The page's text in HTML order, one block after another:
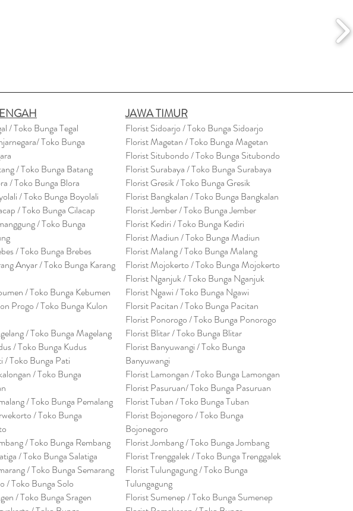
/ Toko Bunga Tegal
Toko Bunga
/ Toko Bunga Batang
/ Toko Bunga Blora
/ Toko Bunga Boyolali
/ Toko Bunga Cilacap
/ Toko Bunga
/ Toko Bunga Brebes
Anyar / Toko Bunga Karang
/ Toko Bunga Kebumen
Progo / Toko Bunga Kulon
/ Toko Bunga Magelang
/ Toko Bunga Kudus
/ Toko Bunga Pati
/ Toko Bunga
/ Toko Bunga Pemalang
/ Toko Bunga
/ Toko Bunga Rembang
/ Toko Bunga Salatiga
/ Toko Bunga Semarang
/ Toko Bunga Solo
/ Toko Bunga Sragen
JAWA TIMUR
Florist Sidoarjo / Toko Bunga Sidoarjo
Florist Magetan / Toko Bunga Magetan
Florist Situbondo / Toko Bunga Situbondo
Florist Surabaya / Toko Bunga Surabaya
Florist Gresik / Toko Bunga Gresik
FloristBangkalan / Toko Bunga Bangkalan
Florist Jember / Toko Bunga Jember
Florist Kediri / Toko Bunga Kediri
Florist Madiun / Toko Bunga Madiun
Florist Malang / Toko Bunga Malang
Florist Mojokerto / Toko Bunga Mojokerto
Florist Nganjuk / Toko Bunga Nganjuk
Florist Ngawi /Toko Bunga Ngawi
Florsit Pacitan / Toko Bunga Pacitan
Florist Ponorogo / Toko Bunga Ponorogo
Florist Blitar / Toko Bunga Blitar
Florist Banyuwangi / Toko Bunga
Banyuwangi
Florist Lamongan / Toko Bunga Lamongan
Florist Pasuruan/ Toko Bunga Pasuruan
Florist Tuban / Toko Bunga Tuban
Florist Bojonegoro / Toko Bunga
Bojonegoro
Florist Jombang / Toko Bunga Jombang
Florist Trenggalek / Toko Bunga Trenggalek
Florist Tulungagung / Toko Bunga
Tulungagung
Florist Sumenep / Toko Bunga Sumenep